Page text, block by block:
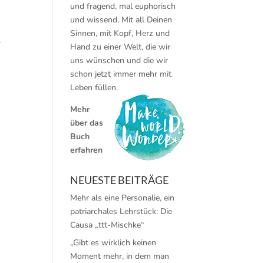
und fragend, mal euphorisch
und wissend. Mit all Deinen
Sinnen, mit Kopf, Herz und
Hand zu einer Welt, die wir
uns wünschen und die wir
schon jetzt immer mehr mit
Leben füllen.
Mehr
über das
Buch
erfahren
NEUESTE BEITRÄGE
Mehr als eine Personalie, ein
patriarchales Lehrstück: Die
Causa „ttt-Mischke“
„Gibt es wirklich keinen
Moment mehr, in dem man